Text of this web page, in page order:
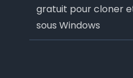
gratuit pour cloner
sous Windows